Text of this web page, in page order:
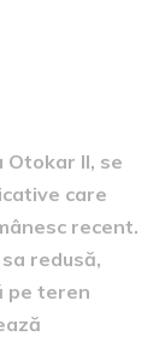
Otokar II, se
care
recent.
redusă,
pe teren